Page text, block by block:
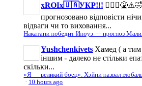
xROIx🇺🇦УКР!!!
прогнозовано відповісти
відваги чи то виховання...
Накатани победит Иноуэ — прогноз
Yushchenkivets Хамед ( а тим
іншим - далеко не стільки
скільки...
«Я — великий боец». Хэйни назвал
· 10 hours ago